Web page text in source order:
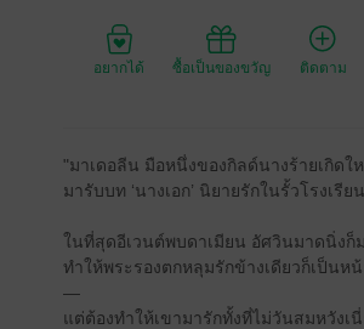
อยากได้ ซื้อเป็นของขวัญ ติดตาม
"มาเดอลีน มือหนึ่งของกิลด์นางร้ายเกิดใ
มารับบท ‘นางเอก’ นิยายรักในรั้วโรงเรียน
ในที่สุดอีเวนต์พบดาเมียน อัศวินมาดนิ่งก็
ทำให้พระรองตกหลุมรักข้างเดียวก็เป็นห
—
แต่ต้องทำให้เขามารักทั้งที่ไม่วันสมหวังเ